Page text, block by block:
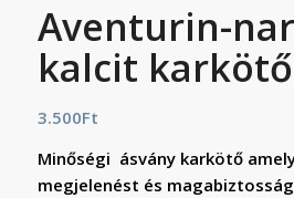
Aventurin-
kalcit karkötő
3.500Ft
Minőségi ásvány karkötő
megjelenést és